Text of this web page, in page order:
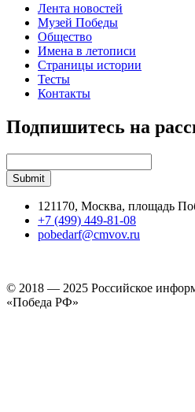
Лента новостей
Музей Победы
Общество
Имена в летописи
Страницы истории
Тесты
Контакты
Подпишитесь на
121170, Москва, площадь
+7 (499) 449-81-08
pobedarf@cmvov.ru
© 2018 — 2025 Российское
«Победа РФ»